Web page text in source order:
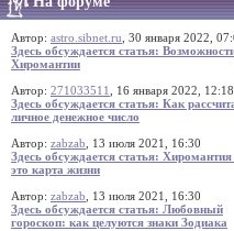
Автор: astro.sibnet.ru , 30 января 2022,
Здесь обсуждается статья:
Хиромантии
Автор: 271033511
, 16 января 2022, 12:18
Здесь обсуждается статья: Как
личное денежное число
Автор: zabzab , 13 июля 2021, 16:30
Здесь обсуждается статья:
это карта жизни
Автор: zabzab , 13 июля 2021, 16:30
Здесь обсуждается статья: Любовный
гороскоп: как целуются знаки Зодиака